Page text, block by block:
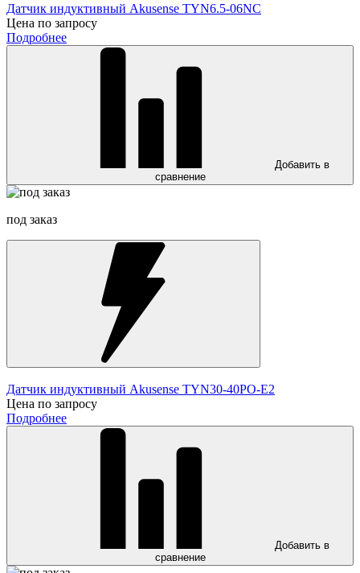
Датчик индуктивный Akusense TYN6.5-06NC
Цена по запросу
Подробнее
Добавить в
сравнение
под заказ
Датчик индуктивный Akusense TYN30-40PO-E2
Цена по запросу
Подробнее
Добавить в
сравнение